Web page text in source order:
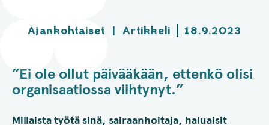
Ajankohtaiset | Artikkeli 18.9.2023
”Ei ole ollut päivääkään, ettenkö olisi
organisaatiossa viihtynyt.”
Millaista työtä sinä, sairaanhoitaja, haluaisit